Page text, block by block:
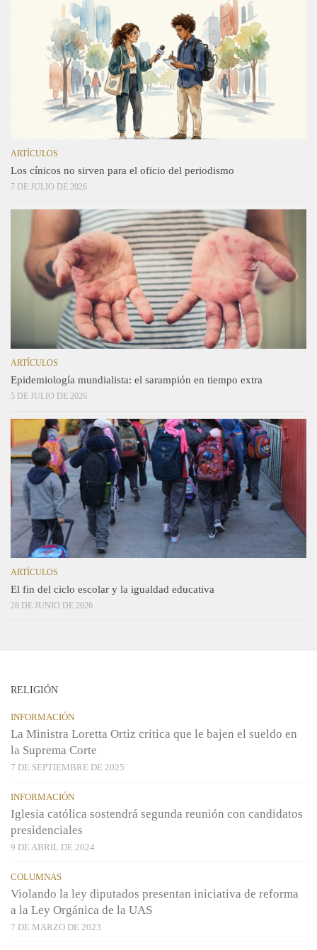
ARTÍCULOS
Los cínicos no sirven para el oficio del periodismo
7 DE JULIO DE 2026
ARTÍCULOS
Epidemiología mundialista: el sarampión en tiempo extra
5 DE JULIO DE 2026
ARTÍCULOS
El fin del ciclo escolar y la igualdad educativa
28 DE JUNIO DE 2026
RELIGIÓN
INFORMACIÓN
La Ministra Loretta Ortiz critica que le bajen el sueldo en
la Suprema Corte
7 DE SEPTIEMBRE DE 2025
INFORMACIÓN
Iglesia católica sostendrá segunda reunión con candidatos
presidenciales
9 DE ABRIL DE 2024
COLUMNAS
Violando la ley diputados presentan iniciativa de reforma
a la Ley Orgánica de la UAS
7 DE MARZO DE 2023